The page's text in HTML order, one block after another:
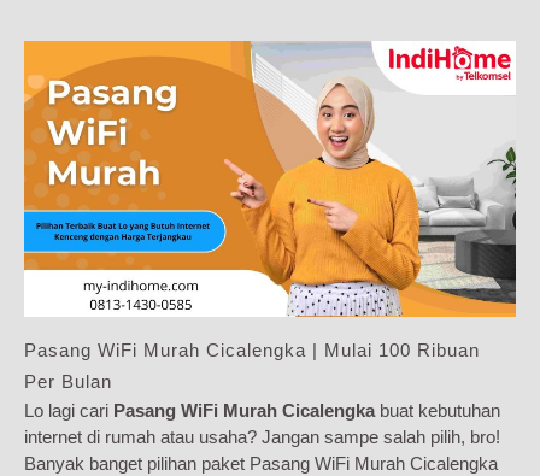
Pasang WiFi Murah Cicalengka | Mulai 100 Ribuan
Per Bulan
Lo lagi cari Pasang WiFi Murah Cicalengkabuat kebutuhan
internet di rumah atau usaha? Jangan sampe salah pilih, bro!
Banyak banget pilihan paket Pasang WiFi Murah Cicalengka